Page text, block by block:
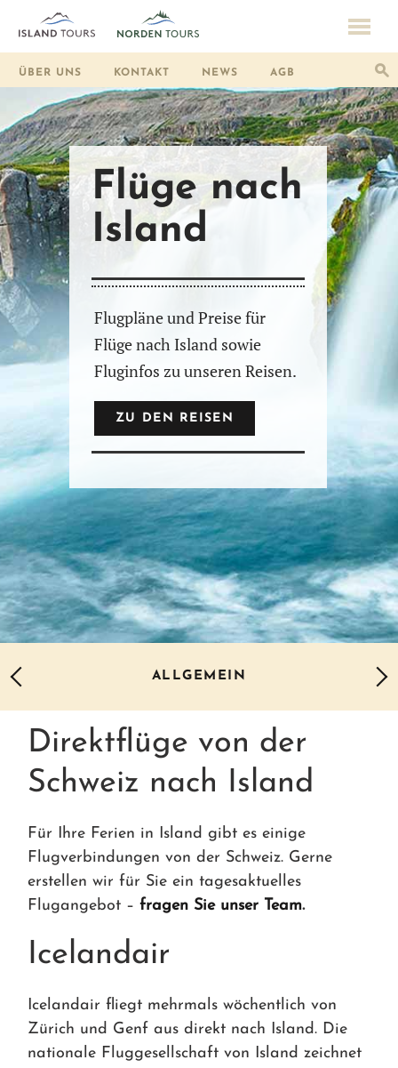
ÜBER UNS KONTAKT NEWS AGB
Flüge nach
Island
Flugpläne und Preise für
Flüge nach Island sowie
Fluginfos zu unseren Reisen.
ZU DEN REISEN
ALLGEMEIN
Direktflüge von der
Schweiz nach Island
Für Ihre Ferien in Island gibt es einige
Flugverbindungen von der Schweiz. Gerne
erstellen wir für Sie ein tagesaktuelles
Flugangebot – fragen Sie unser Team.
Icelandair
Icelandair fliegt mehrmals wöchentlich von
Zürich und Genf aus direkt nach Island. Die
nationale Fluggesellschaft von Island zeichnet